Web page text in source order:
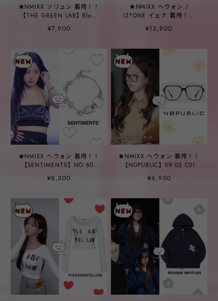
★NMIXX ソリュン 着用！！
【THE GREEN LAB】Block
Knitwear [Pink]
¥7,900
★NMIXX へウォン /
IZ*ONE イェナ 着用！！
Fur Hood Zip-Up - 3COLOR
¥13,900
★NMIXX へウォン 着用！！
【SENTIMENTS】NO.600
[SILVER] TWO HOLD BALL
BRACELET
¥8,300
★NMIXX へウォン 着用！！
【NOPUBLIC】09:02 C01
¥6,950